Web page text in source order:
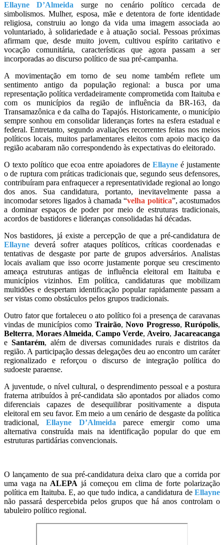
Ellayne D’Almeida surge no cenário político cercada de
simbolismos. Mulher, esposa, mãe e detentora de forte identidade
religiosa, construiu ao longo da vida uma imagem associada ao
voluntariado, à solidariedade e à atuação social. Pessoas próximas
afirmam que, desde muito jovem, cultivou espírito caritativo e
vocação comunitária, características que agora passam a ser
incorporadas ao discurso político de sua pré-campanha.
A movimentação em torno de seu nome também reflete um
sentimento antigo da população regional: a busca por uma
representação política verdadeiramente comprometida com Itaituba e
com os municípios da região de influência da BR-163, da
Transamazônica e da calha do Tapajós. Historicamente, o município
sempre sonhou em consolidar lideranças fortes na esfera estadual e
federal. Entretanto, segundo avaliações recorrentes feitas nos meios
políticos locais, muitos parlamentares eleitos com apoio maciço da
região acabaram não correspondendo às expectativas do eleitorado.
O texto político que ecoa entre apoiadores de Ellayneé justamente
o de ruptura com práticas tradicionais que, segundo seus defensores,
contribuíram para enfraquecer a representatividade regional ao longo
dos anos. Sua candidatura, portanto, inevitavelmente passa a
incomodar setores ligados à chamada “velha política”, acostumados
a dominar espaços de poder por meio de estruturas tradicionais,
acordos de bastidores e lideranças consolidadas há décadas.
Nos bastidores, já existe a percepção de que a pré-candidatura de
Ellayne deverá sofrer ataques políticos, críticas coordenadas e
tentativas de desgaste por parte de grupos adversários. Analistas
locais avaliam que isso ocorre justamente porque seu crescimento
ameaça estruturas antigas de influência eleitoral em Itaituba e
municípios vizinhos. Em política, candidaturas que mobilizam
multidões e despertam identificação popular rapidamente passam a
ser vistas como obstáculos pelos grupos tradicionais.
Outro fator que fortaleceu o ato político foi a presença de caravanas
vindas de municípios como Trairão, Novo Progresso,Rurópolis,
Belterra, Moraes Almeida, Campo Verde, Aveiro, Jacareacanga
e Santarém, além de diversas comunidades rurais e distritos da
região. A participação dessas delegações deu ao encontro um caráter
regionalizado e reforçou o discurso de integração política do
sudoeste paraense.
A juventude, o nível cultural, o desprendimento pessoal e a postura
fraterna atribuídos à pré-candidata são apontados por aliados como
diferenciais capazes de desequilibrar positivamente a disputa
eleitoral em seu favor. Em meio a um cenário de desgaste da política
tradicional,Ellayne D’Almeida parece emergir como uma
alternativa construída mais na identificação popular do que em
estruturas partidárias convencionais.
O lançamento de sua pré-candidatura deixa claro que a corrida por
uma vaga na ALEPA já começou em clima de forte polarização
política em Itaituba. E, ao que tudo indica, a candidatura de Ellayne
não passará despercebida pelos grupos que há anos controlam o
tabuleiro político regional.